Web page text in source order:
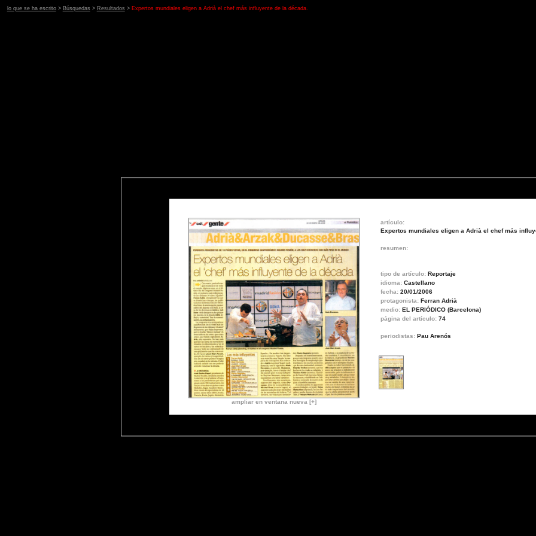
lo que se ha escrito> Búsquedas > Resultados > Expertos mundiales eligen a Adrià el chef más influyente de la década.
artículo:
Expertos mundiales eligen a Adrià el chef más
resumen:
tipo de artículo: Reportaje
idioma: Castellano
fecha: 20/01/2006
protagonista: Ferran Adrià
medio: EL PERIÓDICO (Barcelona)
página del artículo: 74
periodistas: Pau Arenós
ampliar en ventana nueva [+]